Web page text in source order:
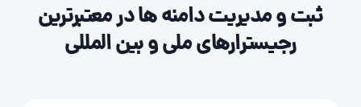
ثبت و مدیریت دامنه ها در معتبرترین
رجیسترارهای ملی و بین المللی